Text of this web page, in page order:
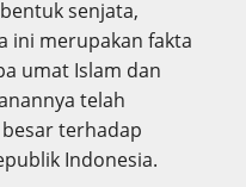
senjata,
ini merupakan fakta
umat Islam dan
telah
terhadap
Indonesia.